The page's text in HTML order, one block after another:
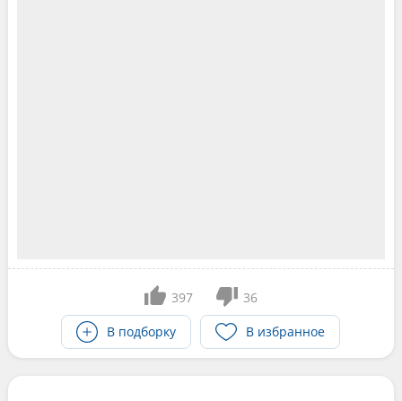
397
36
В подборку
В избранное